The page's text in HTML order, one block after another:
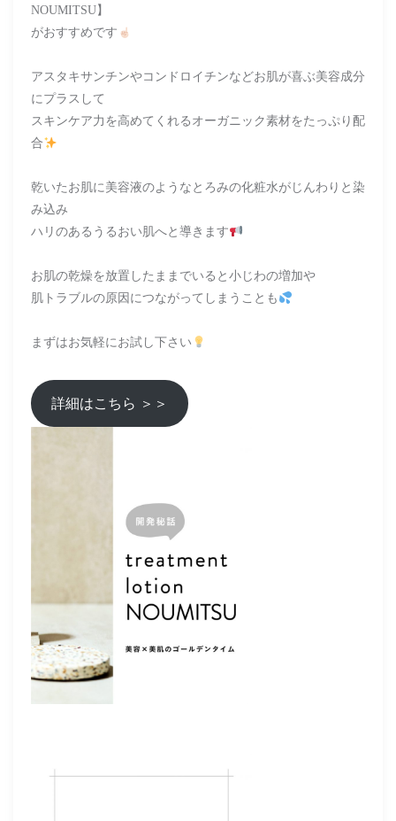
NOUMITSU】
がおすすめです
アスタキサンチンやコンドロイチンなどお肌が喜ぶ美容成分
にプラスして
スキンケア力を高めてくれるオーガニック素材をたっぷり配
合
乾いたお肌に美容液のようなとろみの化粧水がじんわりと染
み込み
ハリのあるうるおい肌へと導きます
お肌の乾燥を放置したままでいると小じわの増加や
肌トラブルの原因につながってしまうことも
まずはお気軽にお試し下さい
詳細はこちら ＞＞